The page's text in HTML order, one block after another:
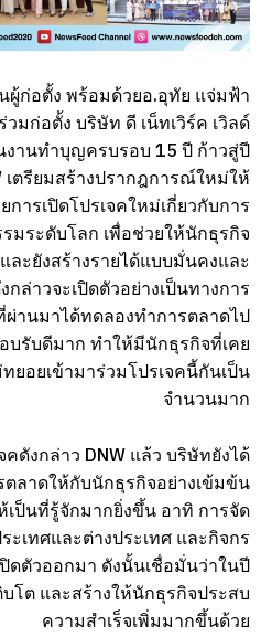
ผู้ก่อตั้ง พร้อมด้วยอ.อุทัย แจ่มฟ้า
มก่อตั้ง บริษัท ดี เน็ทเวิร์ค เวิลด์
งานทำบุญครบรอบ 15 ปี ก้าวสู่ปี
เตรียมสร้างปรากฎการณ์ใหม่ให้
การเปิดโปรเจคใหม่เกี่ยวกับการ
มระดับโลก เพื่อช่วยให้นักธุรกิจ
และยังสร้างรายได้แบบมั่นคงและ
กล่าวจะเปิดตัวอย่างเป็นทางการ
ผ่านมาได้ทดลองทำการตลาดไป
บรับดีมาก ทำให้มีนักธุรกิจที่เคย
ยอยเข้ามาร่วมโปรเจคนี้กันเป็น
จำนวนมาก
คดังกล่าว DNW แล้ว บริษัทยังได้
ตลาดให้กับนักธุรกิจอย่างเข้มข้น
เป็นที่รู้จักมากยิ่งขึ้น อาทิ การจัด
เทศและต่างประเทศ และกิจกร
ดตัวออกมา ดังนั้นเชื่อมั่นว่าในปี
โต และสร้างให้นักธุรกิจประสบ
ความสำเร็จเพิ่มมากขึ้นด้วย